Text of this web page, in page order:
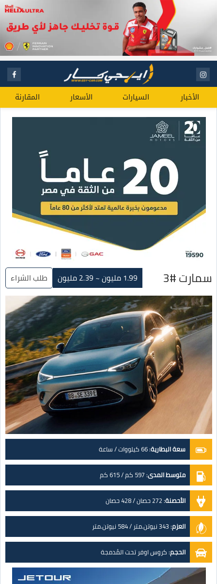
الأخبار السيارات الأسعار المقارنة
سمارت #3 1.99 مليون ~ 2.39 مليون طلب الشراء
سعة البطارية:66 كيلووات / ساعة
متوسط المدى:597 كم / 615 كم
الأحصنة:272 حصان / 428 حصان
العزم:343 نيوتن.متر / 584 نيوتن.متر
الحجم:كروس اوفر تحت المُدمجة